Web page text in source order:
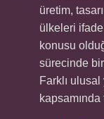
üretim,
ülkeleri
konusu
sürecinde
Farklı